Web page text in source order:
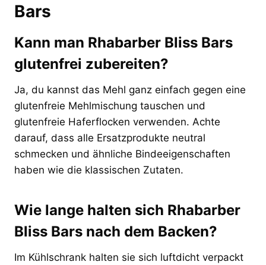
Bars
Kann man Rhabarber Bliss Bars
glutenfrei zubereiten?
Ja, du kannst das Mehl ganz einfach gegen eine
glutenfreie Mehlmischung tauschen und
glutenfreie Haferflocken verwenden. Achte
darauf, dass alle Ersatzprodukte neutral
schmecken und ähnliche Bindeeigenschaften
haben wie die klassischen Zutaten.
Wie lange halten sich Rhabarber
Bliss Bars nach dem Backen?
Im Kühlschrank halten sie sich luftdicht verpackt